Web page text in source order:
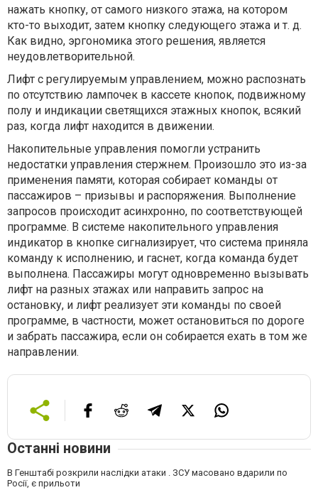
нажать кнопку, от самого низкого этажа, на котором
кто-то выходит, затем кнопку следующего этажа и т. д.
Как видно, эргономика этого решения, является
неудовлетворительной.
Лифт с регулируемым управлением, можно распознать
по отсутствию лампочек в кассете кнопок, подвижному
полу и индикации светящихся этажных кнопок, всякий
раз, когда лифт находится в движении.
Накопительные управления помогли устранить
недостатки управления стержнем. Произошло это из-за
применения памяти, которая собирает команды от
пассажиров – призывы и распоряжения. Выполнение
запросов происходит асинхронно, по соответствующей
программе. В системе накопительного управления
индикатор в кнопке сигнализирует, что система приняла
команду к исполнению, и гаснет, когда команда будет
выполнена. Пассажиры могут одновременно вызывать
лифт на разных этажах или направить запрос на
остановку, и лифт реализует эти команды по своей
программе, в частности, может остановиться по дороге
и забрать пассажира, если он собирается ехать в том же
направлении.
Останні новини
В Генштабі розкрили наслідки атаки . ЗСУ масовано вдарили по
Росії, є прильоти